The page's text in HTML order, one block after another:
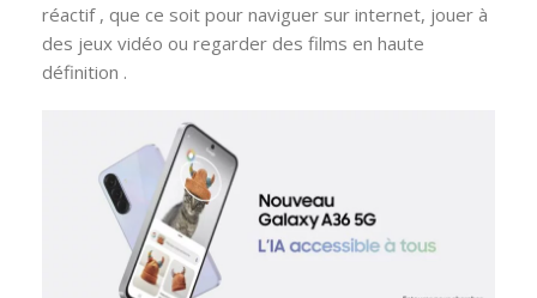
réactif , que ce soit pour naviguer sur internet, jouer à
des jeux vidéo ou regarder des films en haute
définition .